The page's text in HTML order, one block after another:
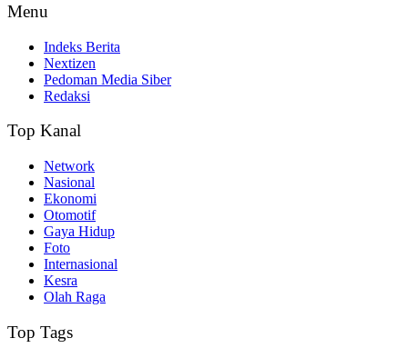
Menu
Indeks Berita
Nextizen
Pedoman Media Siber
Redaksi
Top Kanal
Network
Nasional
Ekonomi
Otomotif
Gaya Hidup
Foto
Internasional
Kesra
Olah Raga
Top Tags